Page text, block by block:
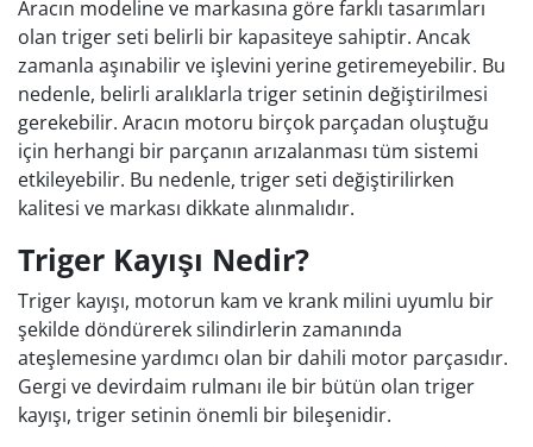
Aracın modeline ve markasına göre farklı tasarımları
olan triger seti belirli bir kapasiteye sahiptir. Ancak
zamanla aşınabilir ve işlevini yerine getiremeyebilir. Bu
nedenle, belirli aralıklarla triger setinin değiştirilmesi
gerekebilir. Aracın motoru birçok parçadan oluştuğu
için herhangi bir parçanın arızalanması tüm sistemi
etkileyebilir. Bu nedenle, triger seti değiştirilirken
kalitesi ve markası dikkate alınmalıdır.
Triger Kayışı Nedir?
Triger kayışı, motorun kam ve krank milini uyumlu bir
şekilde döndürerek silindirlerin zamanında
ateşlemesine yardımcı olan bir dahili motor parçasıdır.
Gergi ve devirdaim rulmanı ile bir bütün olan triger
kayışı, triger setinin önemli bir bileşenidir.